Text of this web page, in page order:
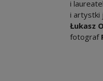
i
i artystki
Łukasz
fotograf